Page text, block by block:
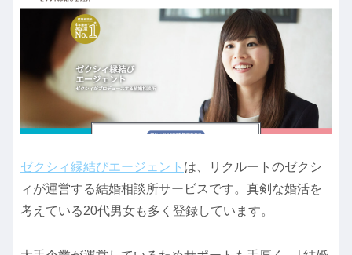
ゼクシィ縁結びエージェント は、リクルートのゼクシ
ィが運営する結婚相談所サービスです。真剣な婚活を
考えている20代男女も多く登録しています。